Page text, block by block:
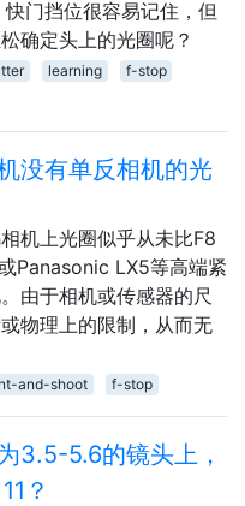
门挡位很容易记住，但
确定头上的光圈呢？
learning
f-stop
没有单反相机的光
机上光圈似乎从未比F8
Panasonic LX5等高端紧
由于相机或传感器的尺
物理上的限制，从而无
and-shoot f-stop
3.5-5.6的镜头上，
？